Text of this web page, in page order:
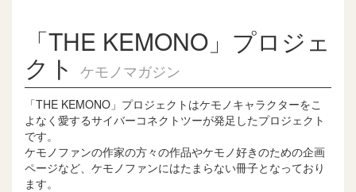
「THE KEMONO」プロジェ
クト ケモノマガジン
「THE KEMONO」プロジェクトはケモノキャラクターをこ
よなく愛するサイバーコネクトツーが発足したプロジェクト
です。
ケモノファンの作家の方々の作品やケモノ好きのための企画
ページなど、ケモノファンにはたまらない冊子となっており
ます。